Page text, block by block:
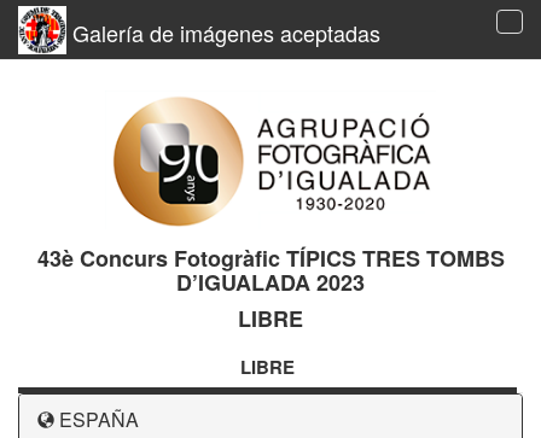
Galería de imágenes aceptadas
43è Concurs Fotogràfic TÍPICS TRES TOMBS
D’IGUALADA 2023
LIBRE
LIBRE
ESPAÑA